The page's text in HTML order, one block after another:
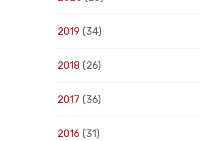
2019 (34)
2018 (26)
2017 (36)
2016 (31)